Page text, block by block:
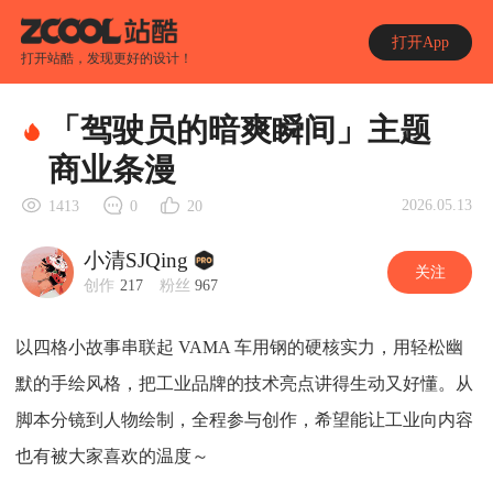
打开站酷，发现更好的设计！
打开App
「驾驶员的暗爽瞬间」主题
商业条漫
1413 0 20 2026.05.13
小清SJQing
创作 217 粉丝 967
关注
以四格小故事串联起 VAMA 车用钢的硬核实力，用轻松幽
默的手绘风格，把工业品牌的技术亮点讲得生动又好懂。从
脚本分镜到人物绘制，全程参与创作，希望能让工业向内容
也有被大家喜欢的温度～